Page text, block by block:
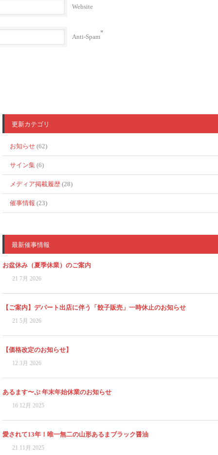
Website
Anti-Spam
*
更新カテゴリ
お知らせ (62)
サイン集 (6)
メディア掲載履歴 (28)
催事情報 (23)
最新催事情報
お盆休み（夏季休業）のご案内
21 7月 2026
【ご案内】デパート出店に伴う「餃子販売」一時休止のお知らせ
21 5月 2026
【価格改定のお知らせ】
12 3月 2026
あるます〜ぷ 年末年始休業のお知らせ
16 12月 2025
愛されて13年！唯一無二の山形あるまブラック醤油
21 11月 2025